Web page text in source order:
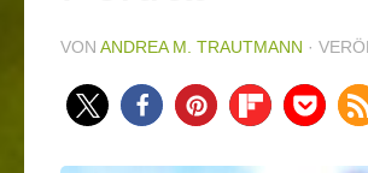
VON ANDREA M. TRAUTMANN ·
975